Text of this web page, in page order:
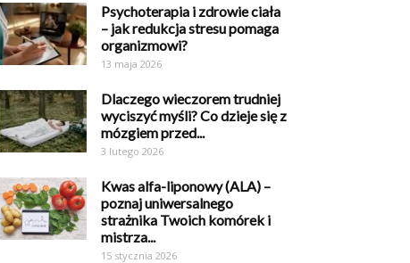
Psychoterapia i zdrowie ciała
– jak redukcja stresu pomaga
organizmowi?
13 maja 2026
Dlaczego wieczorem trudniej
wyciszyć myśli? Co dzieje się z
mózgiem przed...
3 lutego 2026
Kwas alfa-liponowy (ALA) –
poznaj uniwersalnego
strażnika Twoich komórek i
mistrza...
15 stycznia 2026